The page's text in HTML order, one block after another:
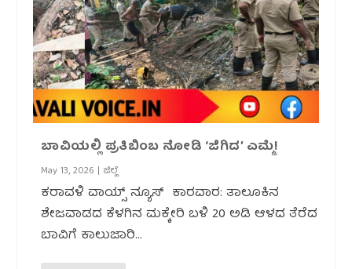
ಬಾವಿಯಲ್ಲಿ ಪ್ರತಿಬಿಂಬ ನೋಡಿ ‘ಜಿಗಿದ’ ಎಮ್ಮೆ!
May 13, 2026 | ಜಿಲ್ಲೆ
ಕರಾವಳಿ ವಾಯ್ಸ್ ನ್ಯೂಸ್ ಕಾರವಾರ: ತಾಲೂಕಿನ
ಶೇಜವಾಡದ ಕೆಳಗಿನ ಮಕ್ಕೇರಿ ಬಳಿ 20 ಅಡಿ ಆಳದ ತೆರೆದ
ಬಾವಿಗೆ ಕಾಲುಜಾರಿ...